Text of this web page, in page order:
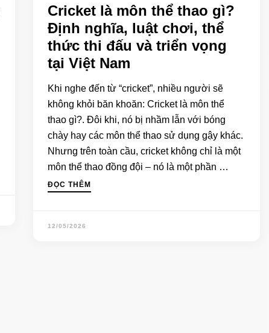
Cricket là môn thể thao gì?
Định nghĩa, luật chơi, thể
thức thi đấu và triển vọng
tại Việt Nam
Khi nghe đến từ “cricket”, nhiều người sẽ
không khỏi băn khoăn: Cricket là môn thể
thao gì?. Đôi khi, nó bị nhầm lẫn với bóng
chày hay các môn thể thao sử dụng gậy khác.
Nhưng trên toàn cầu, cricket không chỉ là một
môn thể thao đồng đội – nó là một phần …
ĐỌC THÊM
12/05/2026